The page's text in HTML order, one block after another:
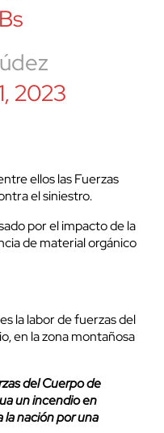
2023
ellos las Fuerzas
el siniestro.
por el impacto de la
de material orgánico
la labor de fuerzas del
en la zona montañosa
del Cuerpo de
un incendio en
la nación por una